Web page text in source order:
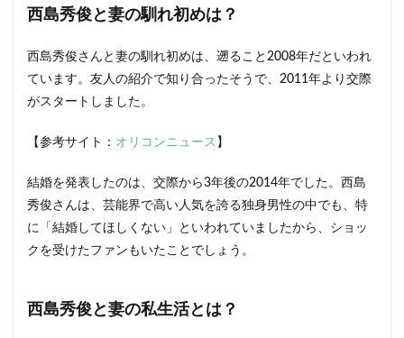
生活
と
西島
秀俊
が結
変」
って
当？
の妻
西島秀俊と妻の馴れ初めは？
西島秀俊さんと妻の馴れ初めは、遡ること2008年だといわれ
ています。友人の紹介で知り合ったそうで、2011年より交際
がスタートしました。
【参考サイト： オリコンニュース 】
結婚を発表したのは、交際から3年後の2014年でした。西島
秀俊さんは、芸能界で高い人気を誇る独身男性の中でも、特
に「結婚してほしくない」といわれていましたから、ショッ
クを受けたファンもいたことでしょう。
西島秀俊と妻の私生活とは？